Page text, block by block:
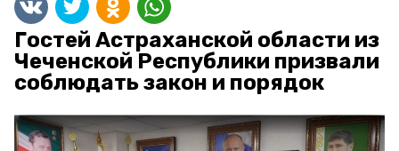
Гостей Астраханской области из
Чеченской Республики призвали
соблюдать закон и порядок